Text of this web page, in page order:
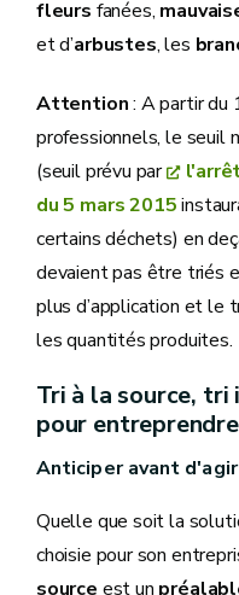
fleurs fanées,
et d’arbustes, les
Attention: A partir du
professionnels, le seuil
(seuil prévu par
du 5 mars 2015
certains déchets) en
devaient pas être triés
plus d’application et le
les quantités produites.
Tri à la source, tri
pour entreprendre
Anticiper avant d'agir
Quelle que soit la
choisie pour son
source est un